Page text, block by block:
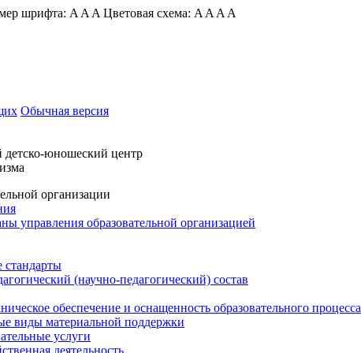
шрифта: A A A Цветовая схема: A A A A
Обычная версия
детско-юношеский центр
организации
управления образовательной организацией
стандарты
(научно-педагогический) состав
обеспечение и оснащенность образовательного процесса
виды материальной поддержки
услуги
деятельность